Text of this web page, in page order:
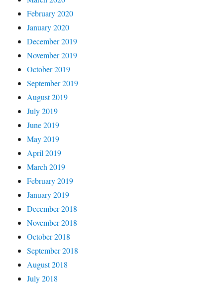
February 2020
January 2020
December 2019
November 2019
October 2019
September 2019
August 2019
July 2019
June 2019
May 2019
April 2019
March 2019
February 2019
January 2019
December 2018
November 2018
October 2018
September 2018
August 2018
July 2018